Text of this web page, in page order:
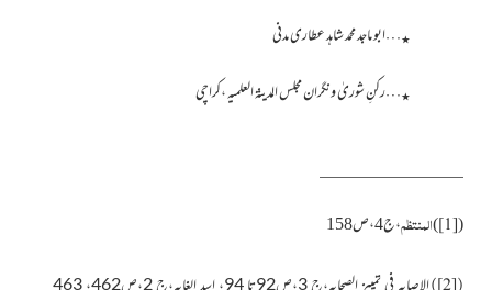
٭…ابو ماجد محمد شاہد عطاری مدنی
٭…رکنِ شوریٰ ونگران مجلس المدینۃ العلمیہ ،کراچی
(
[1]
)المنتظم،ج4،ص158
(
)الاصابہ فی تمییز الصحابہ،ج 3،ص92تا 94، اسد الغابہ،ج 2،ص462، 463